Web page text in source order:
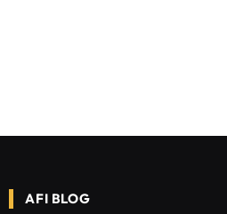
AFI BLOG